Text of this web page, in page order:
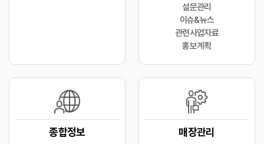
설문관리
이슈&뉴스
관련사업자료
홍보계획
종합정보 매장관리